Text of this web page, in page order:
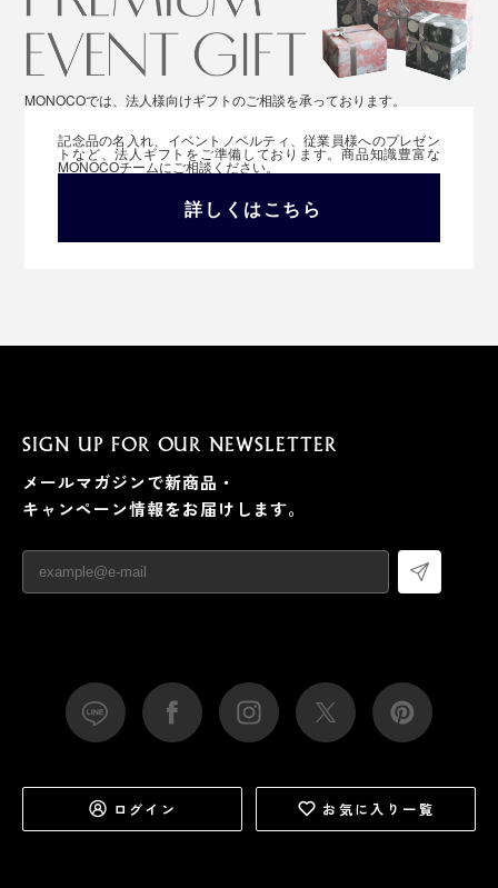
MONOCOでは、法人様向けギフトのご相談を承っております。
記念品の名入れ、イベントノベルティ、従業員様へのプレゼン
トなど、法人ギフトをご準備しております。商品知識豊富な
MONOCOチームにご相談ください。
詳しくはこちら
SIGN UP FOR OUR NEWSLETTER
メールマガジンで新商品・
キャンペーン情報をお届けします。
ログイン お気に入り一覧